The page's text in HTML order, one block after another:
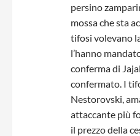
persino
mossa che sta
tifosi volevano
l’hanno
conferma di
confermato. I
Nestorovski,
attaccante più
il prezzo della